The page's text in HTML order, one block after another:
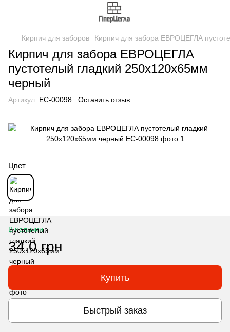
Кирпич для заборов Кирпич для забора ЕВРОЦЕГЛА
Кирпич для забора ЕВРОЦЕГЛА
пустотелый гладкий 250х120х65мм
черный
Артикул: EC-00098 Оставить отзыв
Цвет
В наличии
34.0 грн
Купить
Быстрый заказ